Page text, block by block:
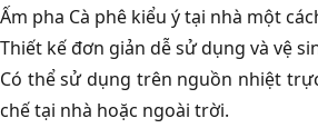
Ấm pha Cà phê kiểu ý tại nhà một
Thiết kế đơn giản dễ sử dụng và vệ
Có thể sử dụng trên nguồn nhiệt
chế tại nhà hoặc ngoài trời.